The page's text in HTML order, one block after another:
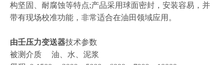
构坚固、耐腐蚀等特点;产品采用球面密封，安装容易，并
带有现场校准功能，非常适合在油田领域应用。
由壬压力变送器技术参数
被测介质
油、水、泥浆